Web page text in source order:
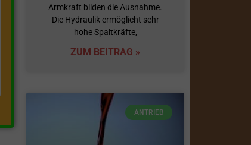
Armkraft bilden die Ausnahme.
Die Hydraulik ermöglicht sehr
hohe Spaltkräfte,
ZUM BEITRAG »
ANTRIEB